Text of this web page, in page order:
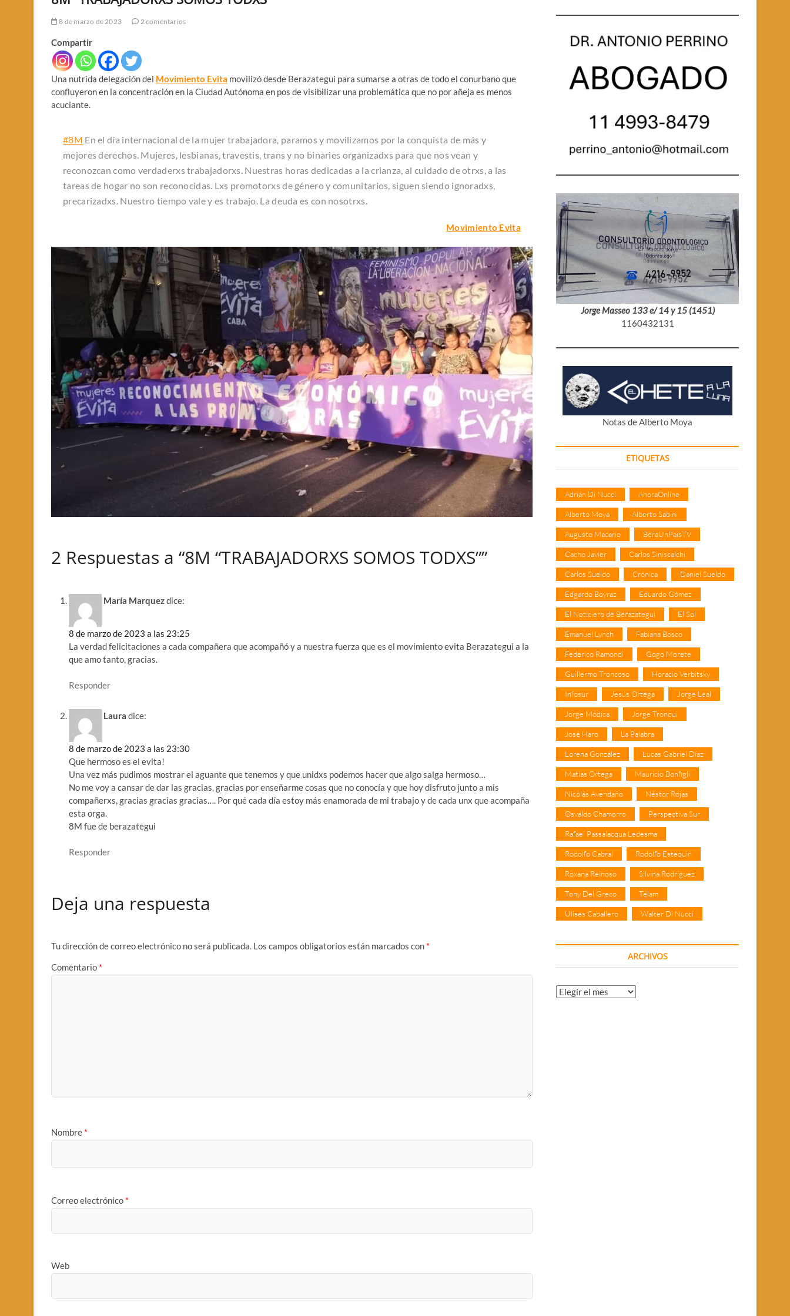
8 de marzo de 2023 2 comentarios
Compartir
Una nutrida delegación del Movimiento Evita movilizó desde Berazategui para sumarse a otras de todo el conurbano que
confluyeron en la concentración en la Ciudad Autónoma en pos de visibilizar una problemática que no por añeja es menos
acuciante.
#8M En el día internacional de la mujer trabajadora, paramos y movilizamos por la conquista de más y
mejores derechos. Mujeres, lesbianas, travestis, trans y no binaries organizadxs para que nos vean y
reconozcan como verdaderxs trabajadorxs. Nuestras horas dedicadas a la crianza, al cuidado de otrxs, a las
tareas de hogar no son reconocidas. Lxs promotorxs de género y comunitarios, siguen siendo ignoradxs,
precarizadxs. Nuestro tiempo vale y es trabajo. La deuda es con nosotrxs.
Movimiento Evita
2 Respuestas a “8M “TRABAJADORXS SOMOS TODXS””
María Marquezdice:
8 de marzo de 2023 a las 23:25
La verdad felicitaciones a cada compañera que acompañó y a nuestra fuerza que es el movimiento evita Berazategui a la
que amo tanto, gracias.
Responder
Laura dice:
8 de marzo de 2023 a las 23:30
Que hermoso es el evita!
Una vez más pudimos mostrar el aguante que tenemos y que unidxs podemos hacer que algo salga hermoso…
No me voy a cansar de dar las gracias, gracias por enseñarme cosas que no conocía y que hoy disfruto junto a mis
compañerxs, gracias gracias gracias…. Por qué cada día estoy más enamorada de mi trabajo y de cada unx que acompaña
esta orga.
8M fue de berazategui
Responder
Deja una respuesta
Tu dirección de correo electrónico no será publicada. Los campos obligatorios están marcados con *
Comentario *
Nombre *
Correo electrónico *
Web
Jorge Masseo 133 e/ 14 y 15 (1451)
1160432131
Notas de Alberto Moya
ETIQUETAS
Adrián Di Nucci AhoraOnline
Alberto Moya Alberto Sabini
Augusto Macario BeraUnPaisTV
Cacho Javier Carlos Siniscalchi
Carlos Sueldo Crónica Daniel Sueldo
Edgardo Boyraz Eduardo Gómez
El Noticiero de Berazategui El Sol
Emanuel Lynch Fabiana Bosco
Federico Ramondi Gogo Morete
Guillermo Troncoso Horacio Verbitsky
Infosur Jesús Ortega Jorge Leal
Jorge Módica Jorge Tronqui
José Haro La Palabra
Lorena González Lucas Gabriel Díaz
Matías Ortega Mauricio Bonfigli
Nicolás Avendaño Néstor Rojas
Osvaldo Chamorro Perspectiva Sur
Rafael Passalacqua Ledesma
Rodolfo Cabral Rodolfo Estequin
Roxana Reinoso Silvina Rodríguez
Tony Del Greco Télam
Ulises Caballero Walter Di Nucci
ARCHIVOS
Archivos